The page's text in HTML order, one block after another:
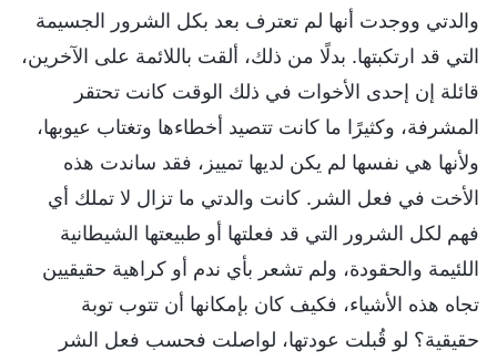
والدتي ووجدت أنها لم تعترف بعد بكل الشرور الجسيمة
التي قد ارتكبتها. بدلًا من ذلك، ألقت باللائمة على الآخرين،
قائلة إن إحدى الأخوات في ذلك الوقت كانت تحتقر
المشرفة، وكثيرًا ما كانت تتصيد أخطاءها وتغتاب عيوبها،
ولأنها هي نفسها لم يكن لديها تمييز، فقد ساندت هذه
الأخت في فعل الشر. كانت والدتي ما تزال لا تملك أي
فهم لكل الشرور التي قد فعلتها أو طبيعتها الشيطانية
اللئيمة والحقودة، ولم تشعر بأي ندم أو كراهية حقيقيين
تجاه هذه الأشياء، فكيف كان بإمكانها أن تتوب توبة
حقيقية؟ لو قُبلت عودتها، لواصلت فحسب فعل الشر